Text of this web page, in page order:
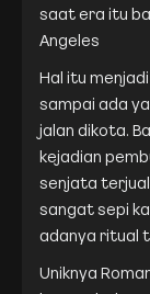
saat era itu
Angeles
Hal itu
sampai ada
jalan dikota.
kejadian
senjata
sangat sepi
adanya ritual
Uniknya